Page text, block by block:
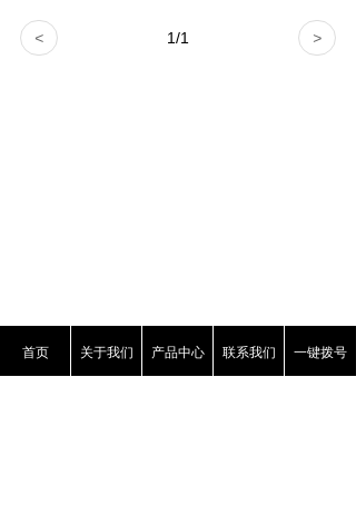
< >
1/1
首页 关于我们 产品中心 联系我们 一键拨号